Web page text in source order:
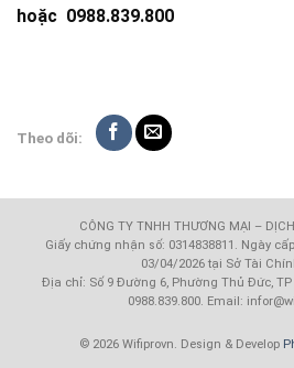
hoặc 0988.839.800
Theo dõi:
CÔNG TY TNHH THƯƠNG MẠI –
Giấy chứng nhận số: 0314838811. Ngày
03/04/2026 tại Sở Tài
Địa chỉ: Số 9 Đường 6, Phường Thủ Đức,
0988.839.800. Email:
© 2026 Wifiprovn. Design & Develop